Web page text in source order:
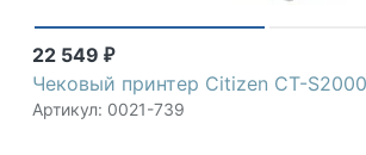
22 549 ₽
Чековый принтер Citizen СТ-
Артикул: 0021-739